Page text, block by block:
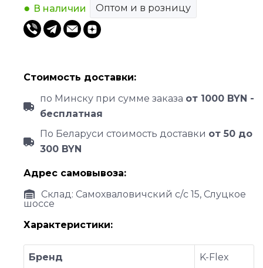
В наличии Оптом и в розницу
Стоимость доставки:
по Минску при сумме заказа от 1000 BYN -
бесплатная
По Беларуси стоимость доставки от 50 до
300 BYN
Адрес самовывоза:
Склад: Самохваловичский с/с 15, Слуцкое
шоссе
Характеристики:
Бренд K-Flex